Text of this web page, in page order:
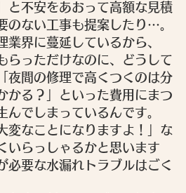
と不安をあおって高額な見積
のない工事も提案したり…。
業界に蔓延しているから、
らっただけなのに、どうして
夜間の修理で高くつくのは分
かる？」といった費用にまつ
んでしまっているんです。
変なことになりますよ！」な
いらっしゃるかと思います
必要な水漏れトラブルはごく